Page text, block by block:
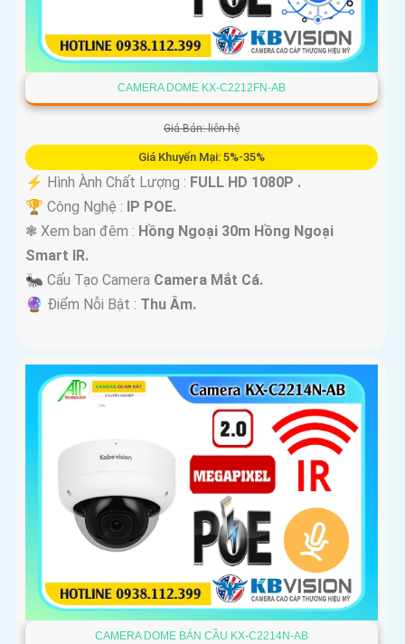
CAMERA DOME KX-C2212FN-AB
Giá Bán: liên hệ
Giá Khuyến Mại: 5%-35%
️⚡ Hình Ành Chất Lượng : FULL HD 1080P .
🏆 Công Nghệ : IP POE.
❃ Xem ban đêm : Hồng Ngoại 30m Hồng Ngoại
Smart IR.
🐜 Cấu Tạo Camera Camera Mắt Cá.
️🔮 Điểm Nỗi Bật : Thu Âm.
CAMERA DOME BÁN CẦU KX-C2214N-AB